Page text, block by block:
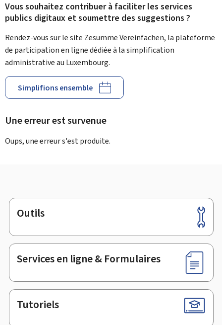
Vous souhaitez contribuer à faciliter les services
publics digitaux et soumettre des suggestions ?
Rendez-vous sur le site Zesumme Vereinfachen, la plateforme
de participation en ligne dédiée à la simplification
administrative au Luxembourg.
Simplifions ensemble
Une erreur est survenue
Oups, une erreur s'est produite.
Pied
de
page
Outils
Services en ligne & Formulaires
Tutoriels